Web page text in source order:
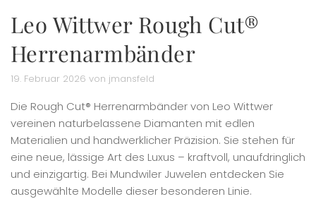
Leo Wittwer Rough Cut®
Herrenarmbänder
19. Februar 2026 von jmansfeld
Die Rough Cut® Herrenarmbänder von Leo Wittwer
vereinen naturbelassene Diamanten mit edlen
Materialien und handwerklicher Präzision. Sie stehen für
eine neue, lässige Art des Luxus – kraftvoll, unaufdringlich
und einzigartig. Bei Mundwiler Juwelen entdecken Sie
ausgewählte Modelle dieser besonderen Linie.